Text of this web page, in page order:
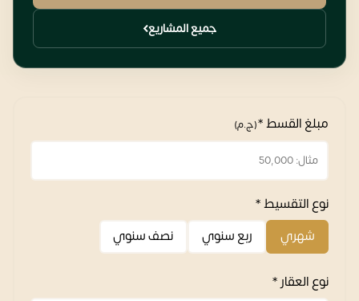
جميع المشاريع
مبلغ القسط *(ج.م)
نوع التقسيط *
شهري
ربع سنوي نصف سنوي
نوع العقار *